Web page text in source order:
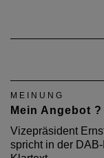
MEINUNG
Mein Angebot
Vizepräsident
spricht in der